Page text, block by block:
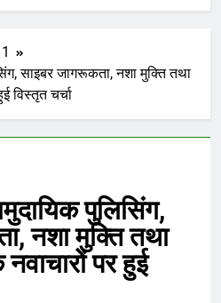
1
साइबर जागरूकता, नशा मुक्ति तथा
विस्तृत चर्चा
पुलिसिंग,
नशा मुक्ति तथा
पर हुई